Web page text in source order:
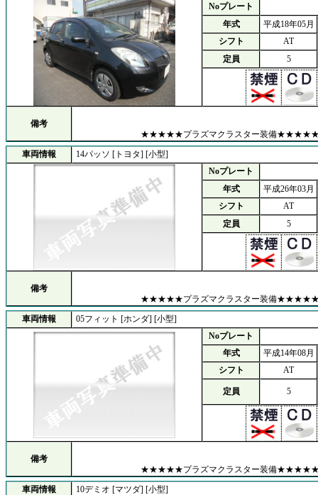
Noプレート
年式
平成18年05月
シフト
AT
定員
5
備考
★★★★★プラズマクラスター装備
車両情報
14パッソ [トヨタ] [小型]
Noプレート
年式
平成26年03月
シフト
AT
定員
5
備考
★★★★★プラズマクラスター装備
車両情報
05フィット [ホンダ] [小型]
Noプレート
年式
平成14年08月
シフト
AT
定員 5
備考
★★★★★プラズマクラスター装備
車両情報
10デミオ [マツダ] [小型]